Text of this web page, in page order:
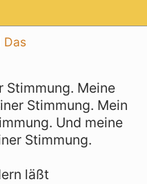
Das
Stimmung. Meine
Stimmung. Mein
Und meine
Stimmung.
läßt